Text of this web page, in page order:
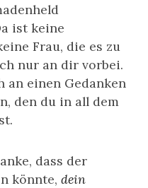
ist keine
Frau, die es zu
nur an dir vorbei.
an einen Gedanken
den du in all dem
dass der
könnte, dein